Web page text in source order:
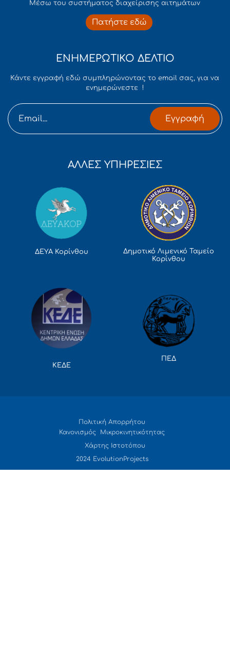
Mέσω του συστήματος διαχείρισης αιτημάτων
Πατήστε εδώ
ΕΝΗΜΕΡΩΤΙΚΟ ΔΕΛΤΙΟ
Κάντε εγγραφή εδώ συμπληρώνοντας το email σας, για να
ενημερώνεστε !
Εγγραφή
ΑΛΛΕΣ ΥΠΗΡΕΣΙΕΣ
ΔΕΥΑ Κορίνθου
Δημοτικό Λιμενικό Ταμείο
Κορίνθου
ΚΕΔΕ
ΠΕΔ
Πολιτική Απορρήτου
Κανονισμός Μικροκινητικότητας
Χάρτης Ιστοτόπου
2024 EvolutionProjects